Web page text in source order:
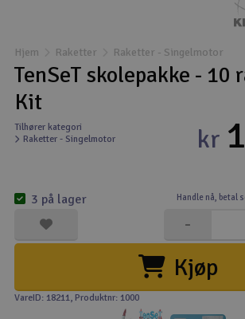
Droner
Fly
Helikopter
Kamerautstyr
Modellbygging, LEGO &
Modelljernbane
Hjem Raketter Raketter - Singelmotor
TenSeT skolepakke - 10
Kit
Tilhører kategori
Raketter - Singelmotor
Handle nå, betal
kr
Kjøp
-
3 på lager
VareID: 18211, Produktnr: 1000